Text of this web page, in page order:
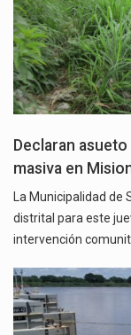
Declaran
masiva en
La Municipalidad
distrital para este
intervención